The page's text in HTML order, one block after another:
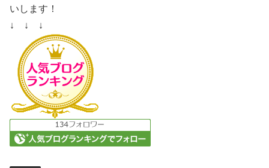
いします！
↓ ↓ ↓